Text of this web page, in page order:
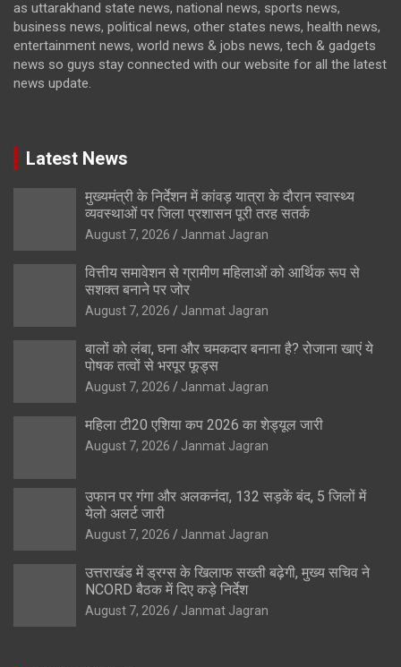
as uttarakhand state news, national news, sports news,
business news, political news, other states news, health news,
entertainment news, world news & jobs news, tech & gadgets
news so guys stay connected with our website for all the latest
news update.
Latest News
मुख्यमंत्री के निर्देशन में कांवड़ यात्रा के दौरान स्वास्थ्य
व्यवस्थाओं पर जिला प्रशासन पूरी तरह सतर्क
August 7, 2026 Janmat Jagran
वित्तीय समावेशन से ग्रामीण महिलाओं को आर्थिक रूप से
सशक्त बनाने पर जोर
August 7, 2026 Janmat Jagran
बालों को लंबा, घना और चमकदार बनाना है? रोजाना खाएं ये
पोषक तत्वों से भरपूर फूड्स
August 7, 2026 Janmat Jagran
महिला टी20 एशिया कप 2026 का शेड्यूल जारी
August 7, 2026 Janmat Jagran
उफान पर गंगा और अलकनंदा, 132 सड़कें बंद, 5 जिलों में
येलो अलर्ट जारी
August 7, 2026 Janmat Jagran
उत्तराखंड में ड्रग्स के खिलाफ सख्ती बढ़ेगी, मुख्य सचिव ने
NCORD बैठक में दिए कड़े निर्देश
August 7, 2026 Janmat Jagran